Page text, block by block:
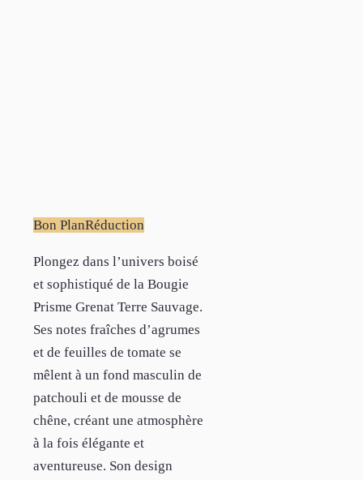
Bon PlanRéduction
Plongez dans l’univers boisé
et sophistiqué de la Bougie
Prisme Grenat Terre Sauvage.
Ses notes fraîches d’agrumes
et de feuilles de tomate se
mêlent à un fond masculin de
patchouli et de mousse de
chêne, créant une atmosphère
à la fois élégante et
aventureuse. Son design